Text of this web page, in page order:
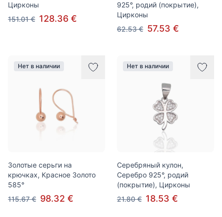
Цирконы
151.01 € 128.36 €
925°, родий (покрытие),
Цирконы
62.53 € 57.53 €
Нет в наличии
Золотые серьги на
крючках, Красное Золото
585°
115.67 € 98.32 €
Нет в наличии
Серебряный кулон,
Серебро 925°, родий
(покрытие), Цирконы
21.80 € 18.53 €